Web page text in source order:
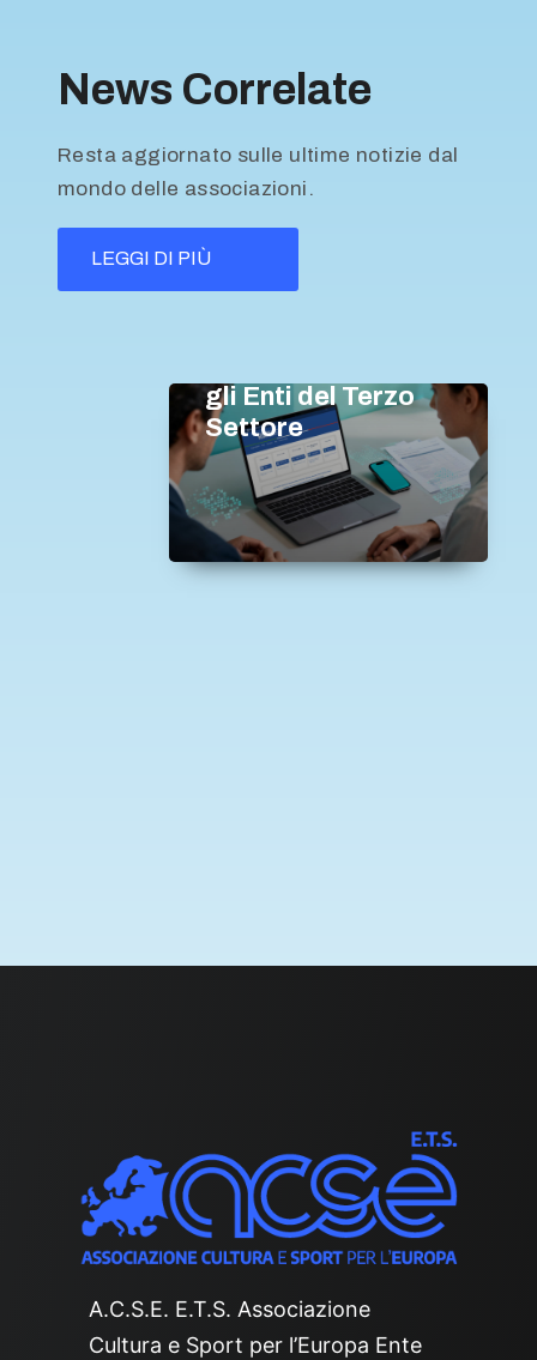
News Correlate
Resta aggiornato sulle ultime notizie dal
mondo delle associazioni.
LEGGI DI PIÙ
Terzo settore
gli Enti del Terzo
Settore
A.C.S.E. E.T.S. Associazione
Cultura e Sport per l’Europa Ente